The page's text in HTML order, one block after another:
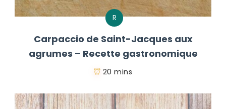
R
Carpaccio de Saint-Jacques aux
agrumes – Recette gastronomique
20 mins